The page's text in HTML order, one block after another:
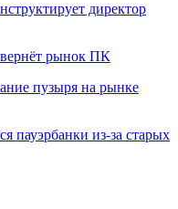
директор
рынок ПК
пузыря на рынке
пауэрбанки из-за старых